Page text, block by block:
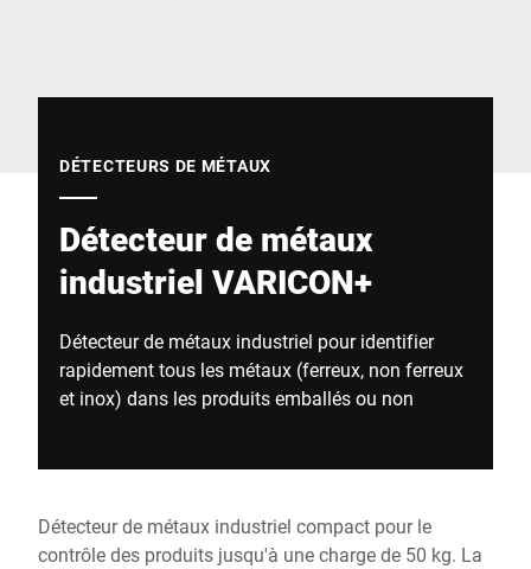
DÉTECTEURS DE MÉTAUX
Détecteur de métaux
industriel VARICON+
Détecteur de métaux industriel pour identifier
rapidement tous les métaux (ferreux, non ferreux
et inox) dans les produits emballés ou non
Détecteur de métaux industriel compact pour le
contrôle des produits jusqu'à une charge de 50 kg. La